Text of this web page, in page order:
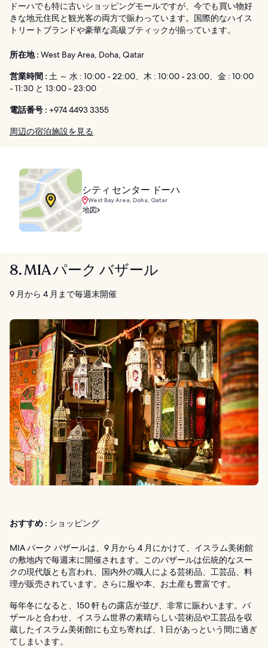
ドーハでも特に古いショッピングモールですが、今でも買い物好
きな地元住民と観光客の両方で賑わっています。国際的なハイス
トリートブランドや豪華な高級ブティックが揃っています。
所在地 : West Bay Area, Doha, Qatar
営業時間 : 土 ～ 水 : 10:00 - 22:00、木 : 10:00 - 23:00、金 : 10:00
- 11:30 と 13:00 - 23:00
電話番号 : +974 4493 3355
周辺の宿泊施設を見る
シティ センター ドーハ
West Bay Area, Doha, Qatar
地図
8. MIA パーク バザール
9 月から 4 月まで毎週末開催
おすすめ : ショッピング
MIA パーク バザールは、9 月から 4 月にかけて、イスラム美術館
の敷地内で毎週末に開催されます。このバザールは伝統的なスー
クの現代版とも言われ、国内外の職人による芸術品、工芸品、料
理が販売されています。さらに服や本、お土産も豊富です。
毎年冬になると、150 軒もの露店が並び、非常に賑わいます。バ
ザールと合わせ、イスラム世界の素晴らしい芸術品や工芸品を収
蔵したイスラム美術館にも立ち寄れば、1 日があっという間に過ぎ
てしまいます。